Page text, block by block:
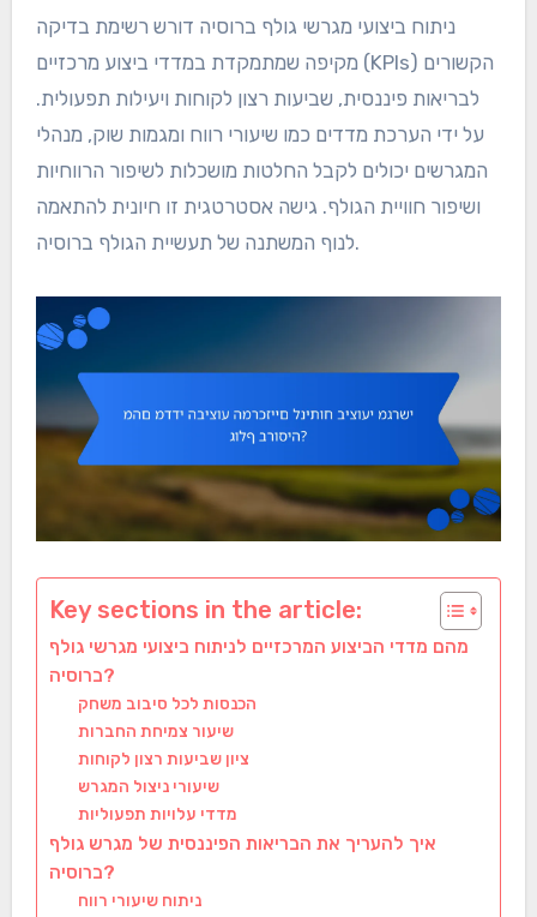
ניתוח ביצועי מגרשי גולף ברוסיה דורש רשימת בדיקה
מקיפה שמתמקדת במדדי ביצוע מרכזיים (KPIs) הקשורים
לבריאות פיננסית, שביעות רצון לקוחות ויעילות תפעולית.
על ידי הערכת מדדים כמו שיעורי רווח ומגמות שוק, מנהלי
המגרשים יכולים לקבל החלטות מושכלות לשיפור הרווחיות
ושיפור חוויית הגולף. גישה אסטרטגית זו חיונית להתאמה
לנוף המשתנה של תעשיית הגולף ברוסיה.
Key sections in the article:
מהם מדדי הביצוע המרכזיים לניתוח ביצועי מגרשי גולף
ברוסיה?
הכנסות לכל סיבוב משחק
שיעור צמיחת החברות
ציון שביעות רצון לקוחות
שיעורי ניצול המגרש
מדדי עלויות תפעוליות
איך להעריך את הבריאות הפיננסית של מגרש גולף
ברוסיה?
ניתוח שיעורי רווח